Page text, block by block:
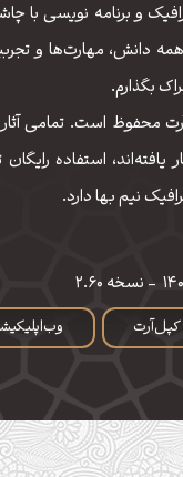
و برنامه نویسی با
دانش، مهارت‌‌ها و
بگذارم.
محفوظ است. تمامی
یافته‌اند، استفاده
نیم بها دارد.
کپل‌آرت
- نسخه 2.60